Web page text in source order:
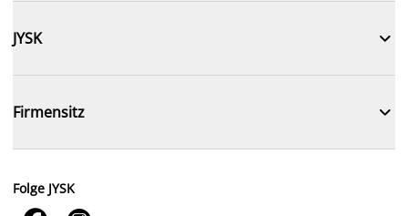
JYSK 
Firmensitz 
Folge JYSK